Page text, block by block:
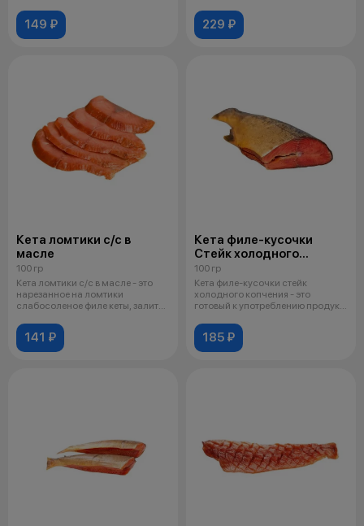
149 ₽ 229 ₽
Кета ломтики с/с в
масле
100 гр
Кета ломтики с/с в масле - это
нарезанное на ломтики
слабосоленое филе кеты, залитое
141 ₽
Кета филе-кусочки
Стейк холодного
копчения
100 гр
Кета филе-кусочки стейк
холодного копчения - это
готовый к употреблению продукт
185 ₽